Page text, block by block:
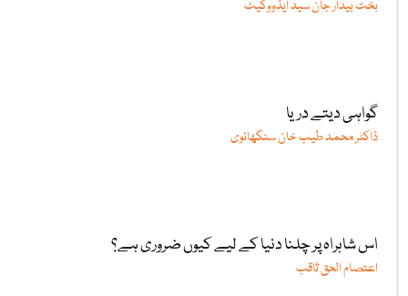
بخت بیدار جان سید ایڈووکیٹ
گواہی دیتے دریا
ڈاکٹر محمد طیب خان سنگھانوی
اس شاہراہ پر چلنا دنیا کے لیے کیوں ضروری ہے؟
اعتصام الحق ثاقب